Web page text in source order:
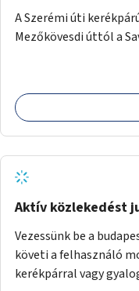
A Szerémi úti
Mezőkövesdi úttól a
Aktív közlekedést
Vezessünk be a
követi a felhasználó
kerékpárral vagy